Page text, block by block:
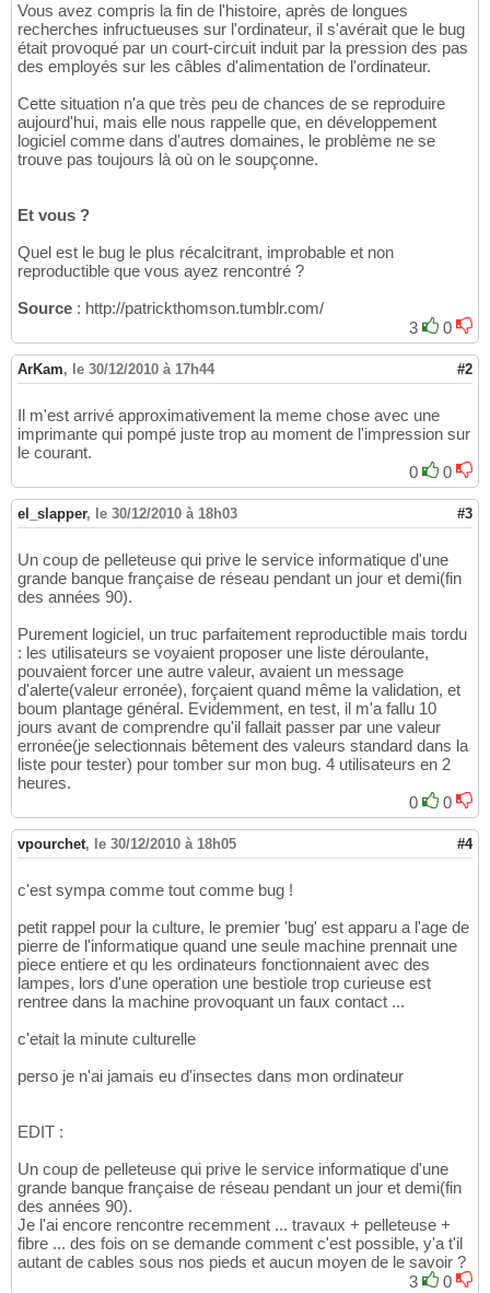
Vous avez compris la fin de l'histoire, après de longues
recherches infructueuses sur l'ordinateur, il s'avérait que le bug
était provoqué par un court-circuit induit par la pression des pas
des employés sur les câbles d'alimentation de l'ordinateur.
Cette situation n'a que très peu de chances de se reproduire
aujourd'hui, mais elle nous rappelle que, en développement
logiciel comme dans d'autres domaines, le problème ne se
trouve pas toujours là où on le soupçonne.
Et vous ?
Quel est le bug le plus récalcitrant, improbable et non
reproductible que vous ayez rencontré ?
Source : http://patrickthomson.tumblr.com/
3
0
ArKam, le 30/12/2010 à 17h44 #2
Il m'est arrivé approximativement la meme chose avec une
imprimante qui pompé juste trop au moment de l'impression sur
le courant.
0
0
el_slapper, le 30/12/2010 à 18h03 #3
Un coup de pelleteuse qui prive le service informatique d'une
grande banque française de réseau pendant un jour et demi(fin
des années 90).
Purement logiciel, un truc parfaitement reproductible mais tordu
: les utilisateurs se voyaient proposer une liste déroulante,
pouvaient forcer une autre valeur, avaient un message
d'alerte(valeur erronée), forçaient quand même la validation, et
boum plantage général. Evidemment, en test, il m'a fallu 10
jours avant de comprendre qu'il fallait passer par une valeur
erronée(je selectionnais bêtement des valeurs standard dans la
liste pour tester) pour tomber sur mon bug. 4 utilisateurs en 2
heures.
0
0
vpourchet, le 30/12/2010 à 18h05 #4
c'est sympa comme tout comme bug !
petit rappel pour la culture, le premier 'bug' est apparu a l'age de
pierre de l'informatique quand une seule machine prennait une
piece entiere et qu les ordinateurs fonctionnaient avec des
lampes, lors d'une operation une bestiole trop curieuse est
rentree dans la machine provoquant un faux contact ...
c'etait la minute culturelle
perso je n'ai jamais eu d'insectes dans mon ordinateur
EDIT :
Un coup de pelleteuse qui prive le service informatique d'une
grande banque française de réseau pendant un jour et demi(fin
des années 90).
Je l'ai encore rencontre recemment ... travaux + pelleteuse +
fibre ... des fois on se demande comment c'est possible, y'a t'il
autant de cables sous nos pieds et aucun moyen de le savoir ?
3
0